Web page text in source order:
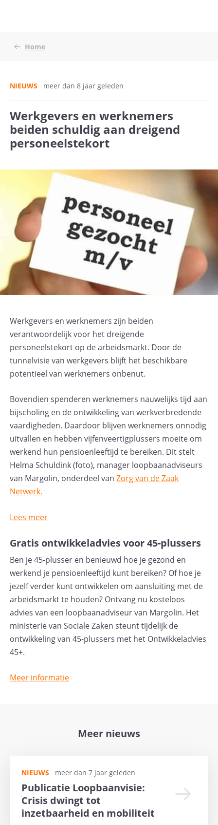
Home
NIEUWS meer dan 8 jaar geleden
Werkgevers en werknemers
beiden schuldig aan dreigend
personeelstekort
Werkgevers en werknemers zijn beiden
verantwoordelijk voor het dreigende
personeelstekort op de arbeidsmarkt. Door de
tunnelvisie van werkgevers blijft het beschikbare
potentieel van werknemers onbenut.
Bovendien spenderen werknemers nauwelijks tijd aan
bijscholing en de ontwikkeling van werkverbredende
vaardigheden. Daardoor blijven werknemers onnodig
uitvallen en hebben vijfenveertigplussers moeite om
werkend hun pensioenleeftijd te bereiken. Dit stelt
Helma Schuldink (foto), manager loopbaanadviseurs
van Margolin, onderdeel van Zorg van de Zaak
Netwerk.
Lees meer
Gratis ontwikkeladvies voor 45-plussers
Ben je 45-plusser en benieuwd hoe je gezond en
werkend je pensioenleeftijd kunt bereiken? Of hoe je
jezelf verder kunt ontwikkelen om aansluiting met de
arbeidsmarkt te houden? Ontvang nu kosteloos
advies van een loopbaanadviseur van Margolin. Het
ministerie van Sociale Zaken steunt tijdelijk de
ontwikkeling van 45-plussers met het Ontwikkeladvies
45+.
Meer informatie
Meer nieuws
NIEUWS meer dan 7 jaar geleden
Publicatie Loopbaanvisie:
Crisis dwingt tot
inzetbaarheid en mobiliteit